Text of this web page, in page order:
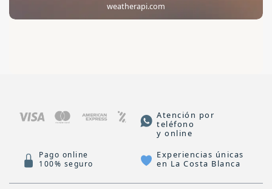
weatherapi.com
Atención por
teléfono
y online
Pago online
100% seguro
Experiencias únicas
en La Costa Blanca